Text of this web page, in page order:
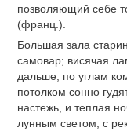
позволяющий себе
(франц.).
Большая зала
самовар; висячая
дальше, по углам
потолком сонно
настежь, и теплая
лунным светом; с